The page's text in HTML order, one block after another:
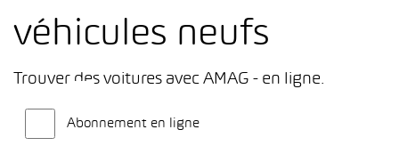
véhicules neufs
Trouver des voitures avec AMAG - en ligne.
Abonnement en ligne